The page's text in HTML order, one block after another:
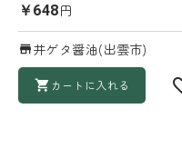
￥648円
井ゲタ醤油(出雲市)
カートに入れる